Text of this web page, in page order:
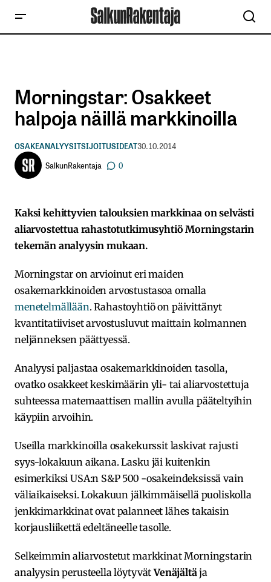
Morningstar: Osakkeet
halpoja näillä markkinoilla
OSAKEANALYYSITSIJOITUSIDEAT30.10.2014
SalkunRakentaja
0
Kaksi kehittyvien talouksien markkinaa on selvästi
aliarvostettua rahastotutkimusyhtiö Morningstarin
tekemän analyysin mukaan.
Morningstar on arvioinut eri maiden
osakemarkkinoiden arvostustasoa omalla
menetelmällään. Rahastoyhtiö on päivittänyt
kvantitatiiviset arvostusluvut maittain kolmannen
neljänneksen päättyessä.
Analyysi paljastaa osakemarkkinoiden tasolla,
ovatko osakkeet keskimäärin yli- tai aliarvostettuja
suhteessa matemaattisen mallin avulla pääteltyihin
käypiin arvoihin.
Useilla markkinoilla osakekurssit laskivat rajusti
syys-lokakuun aikana. Lasku jäi kuitenkin
esimerkiksi USA:n S&P 500 -osakeindeksissä vain
väliaikaiseksi. Lokakuun jälkimmäisellä puoliskolla
jenkkimarkkinat ovat palanneet lähes takaisin
korjausliikettä edeltäneelle tasolle.
Selkeimmin aliarvostetut markkinat Morningstarin
analyysin perusteella löytyvätVenäjältäja